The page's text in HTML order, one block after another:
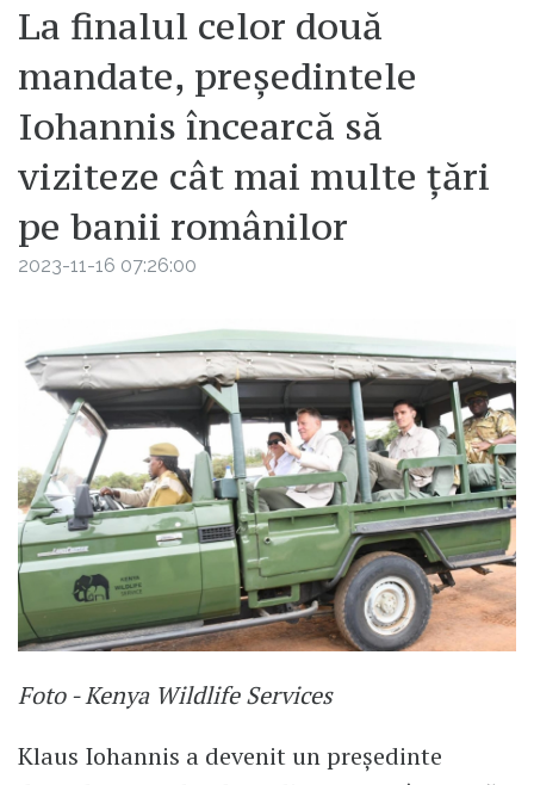
La finalul celor două
mandate, președintele
Iohannis încearcă să
viziteze cât mai multe țări
pe banii românilor
2023-11-16 07:26:00
Foto - Kenya Wildlife Services
Klaus Iohannis a devenit un președinte